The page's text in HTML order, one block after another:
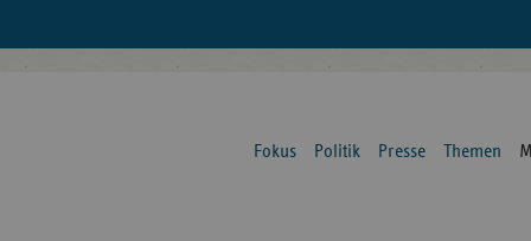
Fokus Politik Presse Themen